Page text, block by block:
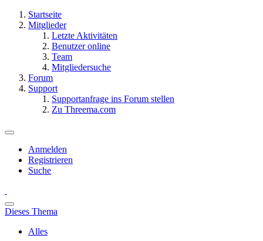
Startseite
Mitglieder
Letzte Aktivitäten
Benutzer online
Team
Mitgliedersuche
Forum
Support
Supportanfrage ins Forum stellen
Zu Threema.com
Anmelden
Registrieren
Suche
Dieses Thema
Alles